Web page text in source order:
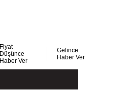
Fiyat
Düşünce
Haber Ver
Gelince
Haber Ver